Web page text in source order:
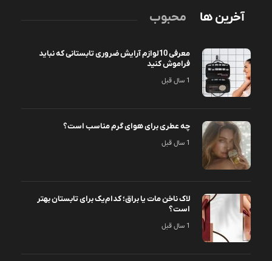
آخرین ها محبوب
معرفی 10لوازم آرایش ضروری تابستانی که نباید
فراموش کنید
1 سال قبل
چه عطری برای هوای گرم مناسب است؟
1 سال قبل
لاک ناخن مات یا براق؛ کدام‌یک برای تابستان بهتر
است؟
1 سال قبل